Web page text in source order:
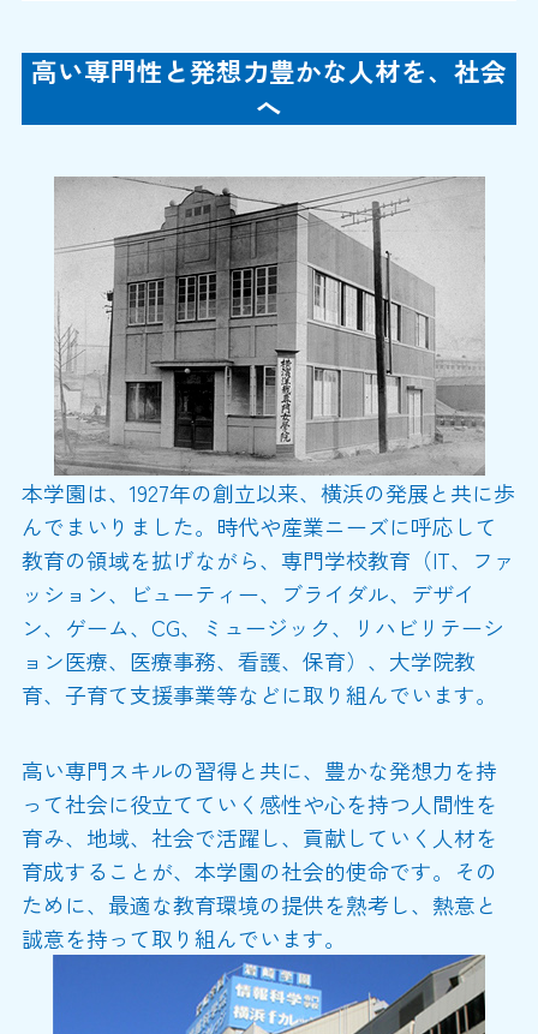
高い専門性と発想力豊かな人材を、社会
へ
本学園は、1927年の創立以来、横浜の発展と共に歩
んでまいりました。時代や産業ニーズに呼応して
教育の領域を拡げながら、専門学校教育（IT、ファ
ッション、ビューティー、ブライダル、デザイ
ン、ゲーム、CG、ミュージック、リハビリテーシ
ョン医療、医療事務、看護、保育）、大学院教
育、子育て支援事業等などに取り組んでいます。
高い専門スキルの習得と共に、豊かな発想力を持
って社会に役立てていく感性や心を持つ人間性を
育み、地域、社会で活躍し、貢献していく人材を
育成することが、本学園の社会的使命です。その
ために、最適な教育環境の提供を熟考し、熱意と
誠意を持って取り組んでいます。